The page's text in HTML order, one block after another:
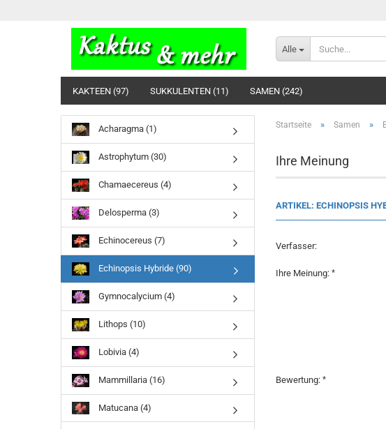
Alle
KAKTEEN (97) SUKKULENTEN (11) SAMEN (242)
Startseite » Samen »
Ihre Meinung
ARTIKEL: ECHINOPSIS
Verfasser:
Ihre Meinung:
Bewertung:
Acharagma (1)
Astrophytum (30)
Chamaecereus (4)
Delosperma (3)
Echinocereus (7)
Echinopsis Hybride (90)
Gymnocalycium (4)
Lithops (10)
Lobivia (4)
Mammillaria (16)
Matucana (4)